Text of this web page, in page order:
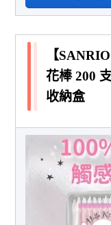
【
花棒 200
收納盒